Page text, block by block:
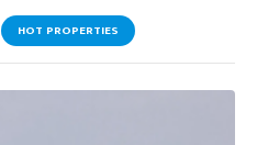
HOT PROPERTIES